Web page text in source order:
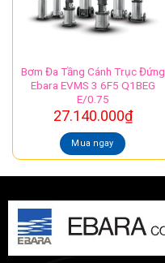
Bơm Đa Tầng Cánh Trục Đứng
Ebara EVMS 3 6F5 Q1BEG
E/0.75
27.140.000₫
Mua ngay